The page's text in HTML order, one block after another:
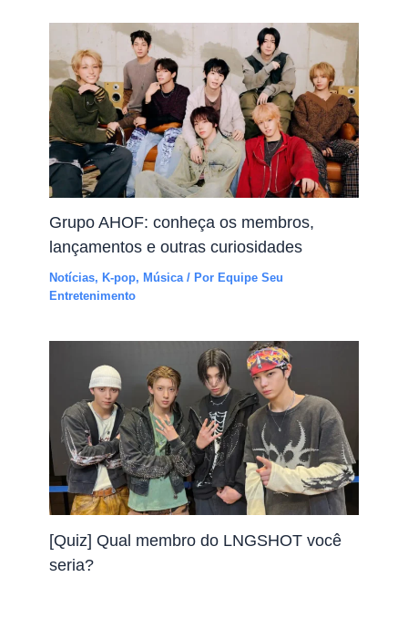
Grupo AHOF: conheça os membros,
lançamentos e outras curiosidades
Notícias, K-pop, Música/ Por Equipe Seu
Entretenimento
[Quiz] Qual membro do LNGSHOT você
seria?